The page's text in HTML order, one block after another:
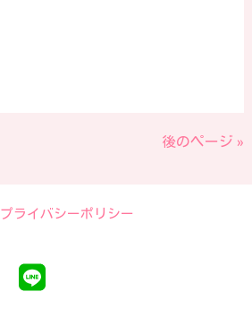
後のページ »
プライバシーポリシー